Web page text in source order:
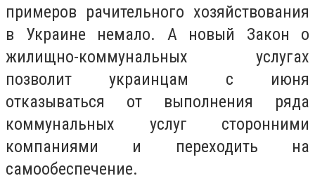
примеров рачительного хозяйствования
в Украине немало. А новый Закон о
жилищно-коммунальных услугах
позволит украинцам с июня
отказываться от выполнения ряда
коммунальных услуг сторонними
компаниями и переходить на
самообеспечение.